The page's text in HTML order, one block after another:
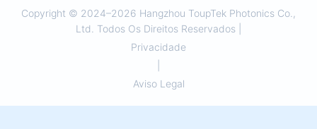
Copyright © 2024–2026 Hangzhou ToupTek Photonics Co.,
Ltd. Todos Os Direitos Reservados |
Privacidade
Aviso Legal